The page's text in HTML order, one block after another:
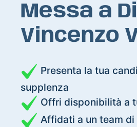
Messa a
Vincenzo
Presenta la tua
supplenza
Offri disponibilità a
Affidati a un team